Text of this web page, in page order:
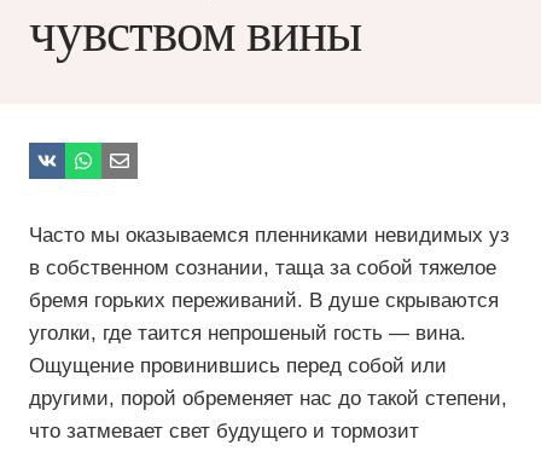
чувством вины
Часто мы оказываемся пленниками невидимых уз
в собственном сознании, таща за собой тяжелое
бремя горьких переживаний. В душе скрываются
уголки, где таится непрошеный гость — вина.
Ощущение провинившись перед собой или
другими, порой обременяет нас до такой степени,
что затмевает свет будущего и тормозит